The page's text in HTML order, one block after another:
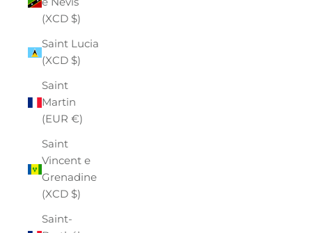
(XCD $)
Saint Lucia
(XCD $)
Saint
Martin
(EUR €)
Saint
Vincent e
Grenadine
(XCD $)
Saint-